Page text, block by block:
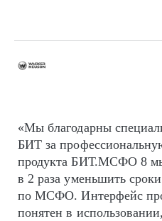
«Мы благодарны
БИТ за
продукта БИТ.МСФО 8
в 2 раза уменьшить
по МСФО. Интерфейс
понятен в